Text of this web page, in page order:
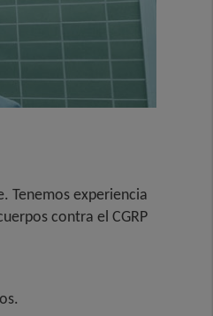
Tenemos experiencia
contra el CGRP